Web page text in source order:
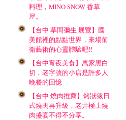
料理，MINO SNOW 香草
屋。
【台中 草間彌生 展覽】國
美館裡的點點世界，來場前
衛藝術的心靈體驗吧!!
【台中宵夜美食】萬家黑白
切，老字號的小店是許多人
晚餐的回憶
【台中 燒肉推薦】烤狀猿日
式燒肉再升級，老井極上燒
肉盛宴不得不分享。